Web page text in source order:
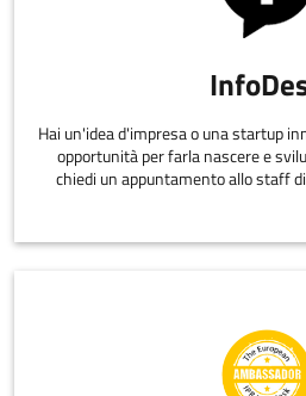
Hai un'idea d'impresa o una startup
opportunità per farla nascere e
chiedi un appuntamento allo staff